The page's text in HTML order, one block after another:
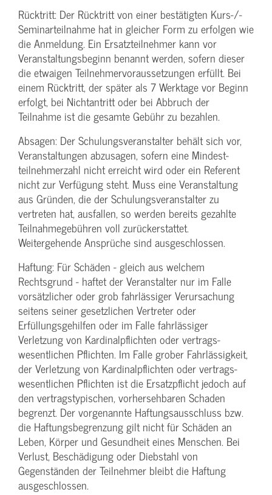
Rücktritt: Der Rücktritt von einer bestätigten Kurs-/­
Seminarteilnahme hat in gleicher Form zu erfolgen wie
die Anmeldung. Ein Ersatzteilnehmer kann vor
Veranstaltungs­beginn benannt werden, sofern dieser
die etwaigen Teilnehmer­voraussetzungen erfüllt. Bei
einem Rücktritt, der später als 7 Werktage vor Beginn
erfolgt, bei Nichtantritt oder bei Abbruch der
Teilnahme ist die gesamte Gebühr zu bezahlen.
Absagen: Der Schulungs­veranstalter behält sich vor,
Veranstaltungen abzusagen, sofern eine Mindest­
teilnehmerzahl nicht erreicht wird oder ein Referent
nicht zur Verfügung steht. Muss eine Veranstaltung
aus Gründen, die der Schulungs­veranstalter zu
vertreten hat, ausfallen, so werden bereits gezahlte
Teilnahme­gebühren voll zurückerstattet.
Weitergehende Ansprüche sind ausgeschlossen.
Haftung: Für Schäden - gleich aus welchem
Rechtsgrund - haftet der Veranstalter nur im Falle
vorsätzlicher oder grob fahrlässiger Verursachung
seitens seiner gesetzlichen Vertreter oder
Erfüllungsgehilfen oder im Falle fahrlässiger
Verletzung von Kardinalpflichten oder vertrags­
wesentlichen Pflichten. Im Falle grober Fahrlässigkeit,
der Verletzung von Kardinalpflichten oder vertrags­
wesentlichen Pflichten ist die Ersatzpflicht jedoch auf
den vertragstypischen, vorhersehbaren Schaden
begrenzt. Der vorgenannte Haftungs­ausschluss bzw.
die Haftungs­begrenzung gilt nicht für Schäden an
Leben, Körper und Gesundheit eines Menschen. Bei
Verlust, Beschädigung oder Diebstahl von
Gegenständen der Teilnehmer bleibt die Haftung
ausgeschlossen.